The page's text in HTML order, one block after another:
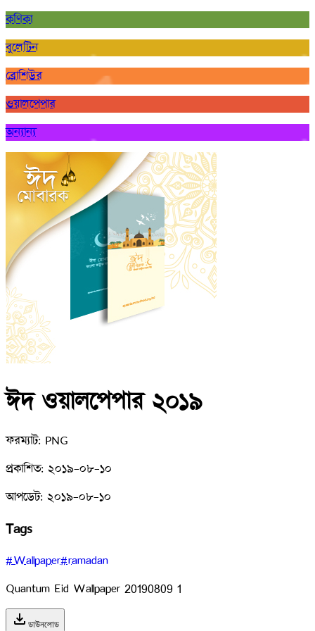
কণিকা
বুলেটিন
ব্রোশিউর
ওয়ালপেপার
অন্যান্য
ঈদ ওয়ালপেপার ২০১৯
ফরম্যাট: PNG
প্রকাশিত: ২০১৯-০৮-১০
আপডেট: ২০১৯-০৮-১০
Tags
#Wallpaper#ramadan
Quantum Eid Wallpaper 20190809 1
download ডাউনলোড